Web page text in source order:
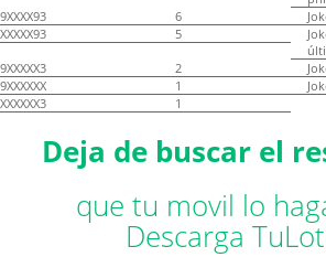
9XXXX93
6
XXXXX93
5
9XXXXX3
2
9XXXXXX
1
XXXXXX3
1
Deja de buscar el
que tu movil lo
Descarga